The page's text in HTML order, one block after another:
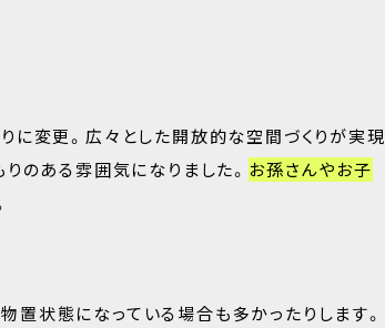
に変更。広々とした開放的な空間づくりが実現
のある雰囲気になりました。 お孫さんやお子
状態になっている場合も多かったりします。